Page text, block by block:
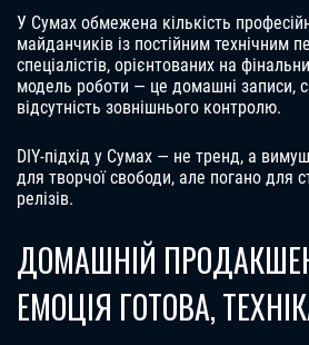
У Сумах обмежена кількість
майданчиків із постійним технічним
спеціалістів, орієнтованих на
модель роботи — це домашні записи,
відсутність зовнішнього контролю.
DIY-підхід у Сумах — не тренд, а
для творчої свободи, але погано для
релізів.
ДОМАШНІЙ
ЕМОЦІЯ ГОТОВА,